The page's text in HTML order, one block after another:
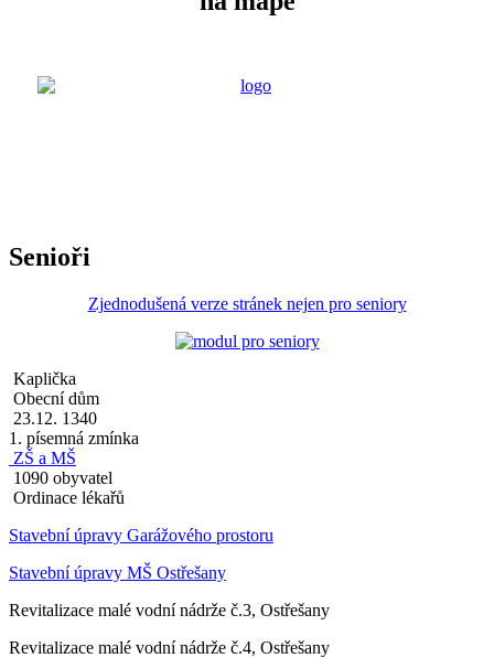
Senioři
Zjednodušená verze stránek nejen pro seniory
Kaplička
Obecní dům
23.12. 1340
1. písemná zmínka
ZŠ a MŠ
1090 obyvatel
Ordinace lékařů
Stavební úpravy Garážového prostoru
Stavební úpravy MŠ Ostřešany
Revitalizace malé vodní nádrže č.3, Ostřešany
Revitalizace malé vodní nádrže č.4, Ostřešany